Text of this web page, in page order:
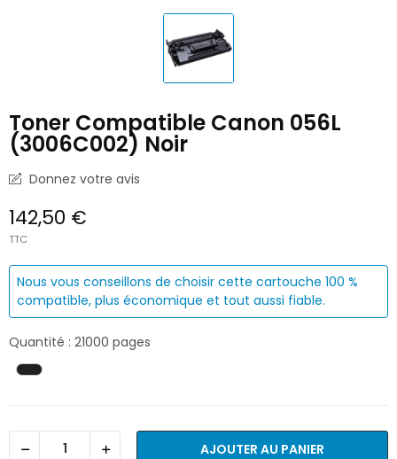
Toner Compatible Canon 056L
(3006C002) Noir
Donnez votre avis
142,50 €
TTC
Nous vous conseillons de choisir cette cartouche 100 %
compatible, plus économique et tout aussi fiable.
Quantité : 21000 pages
AJOUTER AU PANIER